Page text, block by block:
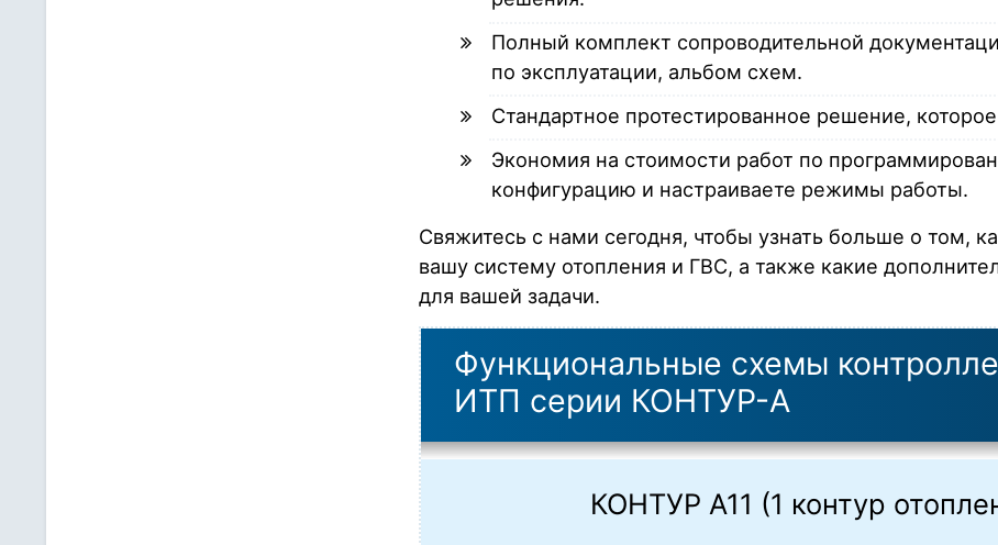
Полный комплект сопроводительной
по эксплуатации, альбом схем.
Стандартное протестированное решение,
Экономия на стоимости работ по
конфигурацию и настраиваете режимы работы.
Свяжитесь с нами сегодня, чтобы узнать больше о том,
вашу систему отопления и ГВС, а также какие
для вашей задачи.
Функциональные схемы
ИТП серии КОНТУР-А
КОНТУР А11 (1 контур